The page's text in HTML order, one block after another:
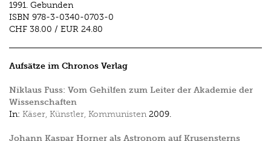
1991. Gebunden
ISBN 978-3-0340-0703-0
CHF 38.00 / EUR 24.80
Aufsätze im Chronos Verlag
Niklaus Fuss: Vom Gehilfen zum Leiter der Akademie der
Wissenschaften
In: Käser, Künstler, Kommunisten 2009.
Johann Kaspar Horner als Astronom auf Krusensterns